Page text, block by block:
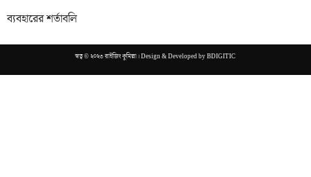
ব্যবহারের শর্তাবলি
স্বত্ব © ২০২৩ রাইজিং কুমিল্লা। Design & Developed byBDIGITIC